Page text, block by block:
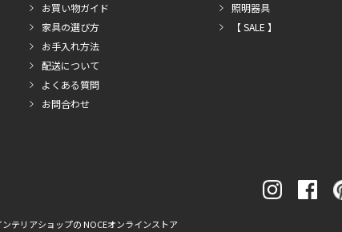
お買い物ガイド
家具の選び方
お手入れ方法
配送について
よくある質問
お問合わせ
照明器具
【 SALE 】
テリアショップの NOCEオンラインストア